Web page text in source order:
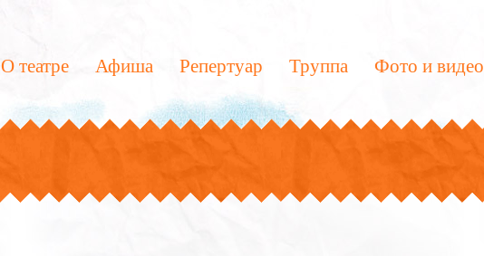
О театре Афиша Репертуар Труппа Фото и видео